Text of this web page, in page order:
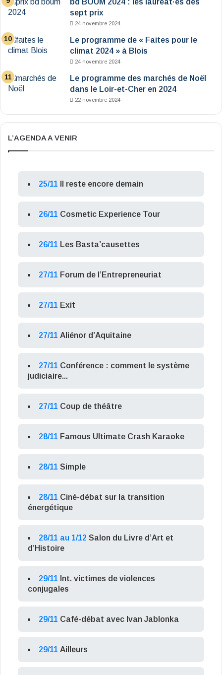
bd BOUM 2024 : les lauréat·es des
sept prix
24 novembre 2024
Le programme de « Faites pour le
climat 2024 » à Blois
24 novembre 2024
Le programme des marchés de Noël
dans le Loir-et-Cher en 2024
22 novembre 2024
L’AGENDA A VENIR
25/11 Il reste encore demain
26/11 Cosmetic Experience Tour
26/11 Les Basta’causettes
27/11 Forum de l’Entrepreneuriat
27/11 Exit
27/11 Aliénor d’Aquitaine
27/11 Conférence : comment le système
judiciaire...
27/11 Coup de théâtre
28/11 Famous Ultimate Crash Karaoke
28/11 Simple
28/11 Ciné-débat sur la transition
énergétique
28/11 au 1/12 Salon du Livre d’Art et
d’Histoire
29/11 Int. victimes de violences
conjugales
29/11 Café-débat avec Ivan Jablonka
29/11 Ailleurs